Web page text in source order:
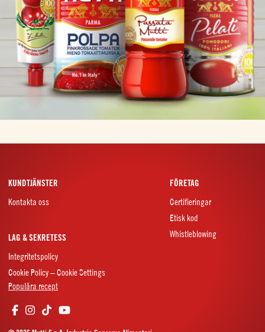
KUNDTJÄNSTER
Kontakta oss
FÖRETAG
Certifieringar
Etisk kod
Whistleblowing
LAG & SEKRETESS
Integritetspolicy
Cookie Policy – Cookie Settings
Populära recept